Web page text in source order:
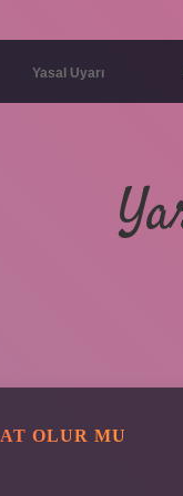
Yasal Uyarı
OLUR MU